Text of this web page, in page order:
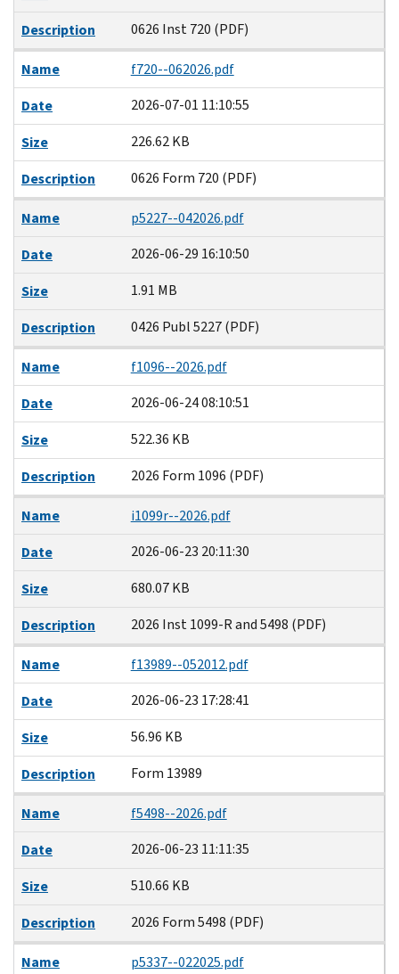
Description
0626 Inst 720 (PDF)
Name
f720--062026.pdf
Date
2026-07-01 11:10:55
Size
226.62 KB
Description
0626 Form 720 (PDF)
Name
p5227--042026.pdf
Date
2026-06-29 16:10:50
Size
1.91 MB
Description
0426 Publ 5227 (PDF)
Name
f1096--2026.pdf
Date
2026-06-24 08:10:51
Size
522.36 KB
Description
2026 Form 1096 (PDF)
Name
i1099r--2026.pdf
Date
2026-06-23 20:11:30
Size
680.07 KB
Description
2026 Inst 1099-R and 5498 (PDF)
Name
f13989--052012.pdf
Date
2026-06-23 17:28:41
Size
56.96 KB
Description
Form 13989
Name
f5498--2026.pdf
Date
2026-06-23 11:11:35
Size
510.66 KB
Description
2026 Form 5498 (PDF)
Name
p5337--022025.pdf